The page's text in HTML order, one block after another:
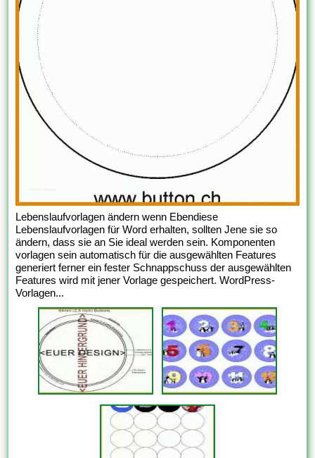
Lebenslaufvorlagen ändern wenn Ebendiese
Lebenslaufvorlagen für Word erhalten, sollten Jene sie so
ändern, dass sie an Sie ideal werden sein. Komponenten
vorlagen sein automatisch für die ausgewählten Features
generiert ferner ein fester Schnappschuss der ausgewählten
Features wird mit jener Vorlage gespeichert. WordPress-
Vorlagen...